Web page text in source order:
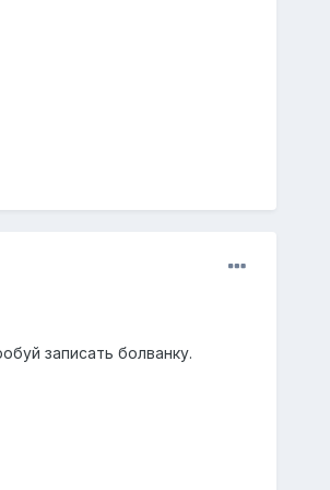
записать болванку.